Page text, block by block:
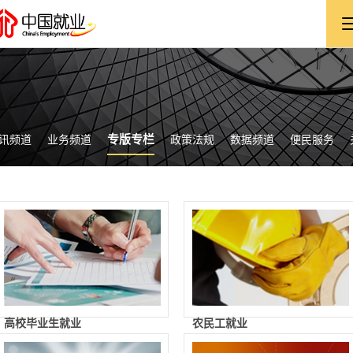
频道 业务频道 专版专栏 政策法规 数据频道 便民服务
高校毕业生就业 农民工就业